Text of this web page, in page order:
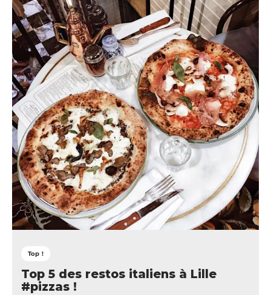
Top !
Top 5 des restos italiens à Lille
#pizzas !